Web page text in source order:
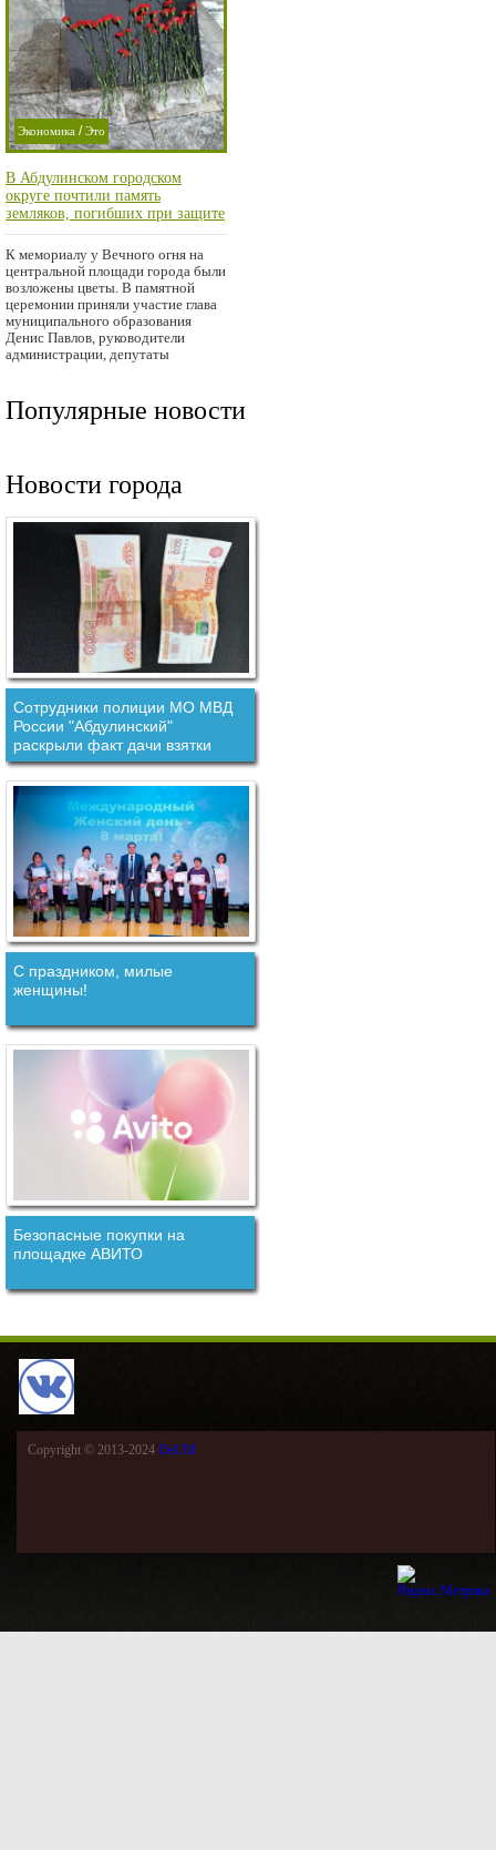
Экономика /Это
важно/Мысли в
слух/
Проишествие/
Город
В Абдулинском городском
округе почтили память
земляков, погибших при защите
Отечества.
К мемориалу у Вечного огня на
центральной площади города были
возложены цветы. В памятной
церемонии приняли участие глава
муниципального образования
Денис Павлов, руководители
администрации, депутаты
Популярные новости
Новости города
Сотрудники полиции МО МВД
России "Абдулинский"
раскрыли факт дачи взятки
должностному лицу.
С праздником, милые
женщины!
Безопасные покупки на
площадке АВИТО
Copyright © 2013-2024 DeUM